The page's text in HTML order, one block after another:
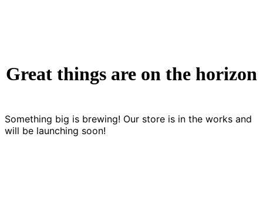
Great things are on the horizon
Something big is brewing! Our store is in the works and
will be launching soon!